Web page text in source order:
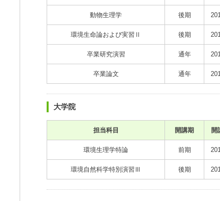
動物生理学 後期
環境生命論および実習Ⅱ 後期
卒業研究演習 通年
卒業論文 通年
大学院
担当科目 開講期 開
環境生理学特論 前期
環境自然科学特別演習Ⅲ 後期